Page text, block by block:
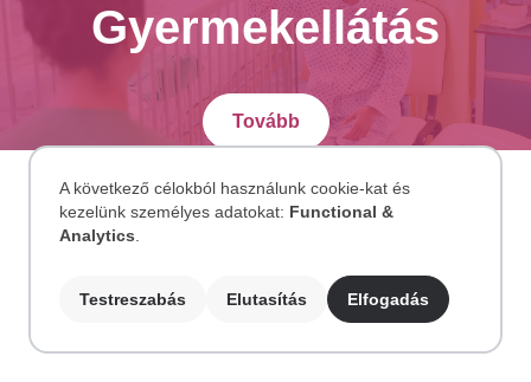
Gyermekellátás
Tovább
Személyes
adatok
A következő célokból használunk cookie-kat és
kezelünk személyes adatokat: Functional &
Analytics
Testreszabás Elutasítás Elfogadás